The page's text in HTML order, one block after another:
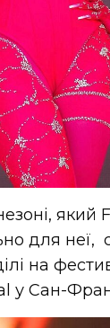
який
для неї,
на
у Сан-